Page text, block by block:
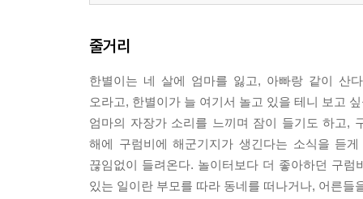
줄거리
한별이는 네 살에 엄마를 잃고, 아빠랑 같이 산
오라고, 한별이가 늘 여기서 놀고 있을 테니 보고
엄마의 자장가 소리를 느끼며 잠이 들기도 하고,
해에 구럼비에 해군기지가 생긴다는 소식을 듣
끊임없이 들려온다. 놀이터보다 더 좋아하던 구
있는 일이란 부모를 따라 동네를 떠나거나, 어른들